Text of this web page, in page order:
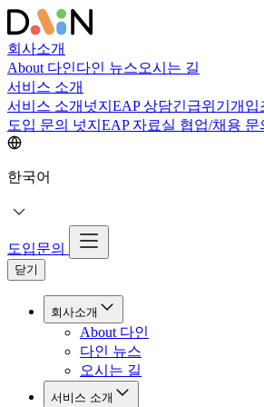
회사소개
About 다인다인 뉴스오시는 길
서비스 소개
서비스 소개 넛지EAP 상담긴급위기개입
도입 문의 넛지EAP 자료실 협업/채용 문
한국어
도입문의
닫기
회사소개
About 다인
다인 뉴스
오시는 길
서비스 소개